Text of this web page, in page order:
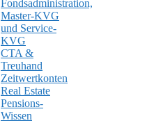
Fondsadministration,
Master-KVG
und Service-
KVG
CTA &
Treuhand
Zeitwertkonten
Real Estate
Pensions-
Wissen